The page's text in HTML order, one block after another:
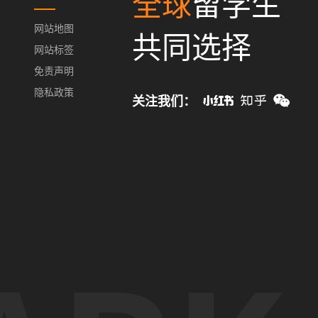
网站地图
网站标签
免责声明
隐私政策
共同选择
关注我们：